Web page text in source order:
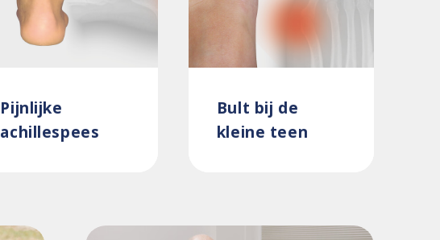
Pijnlijke
achillespees
Bult bij de
kleine teen